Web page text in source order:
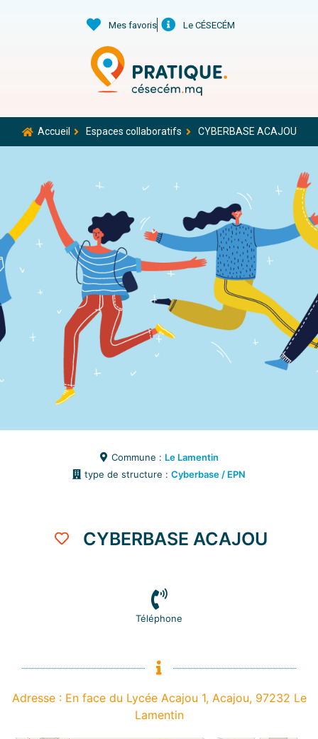
Mes favoris Le CÉSECÉM
Accueil Espaces collaboratifs CYBERBASE ACAJOU
Commune : Le Lamentin
type de structure : Cyberbase / EPN
CYBERBASE ACAJOU
Téléphone
Adresse : En face du Lycée Acajou 1, Acajou, 97232 Le
Lamentin